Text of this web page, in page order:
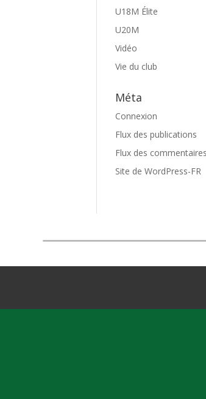
U18M Élite
U20M
Vidéo
Vie du club
Méta
Connexion
Flux des publications
Flux des commentaires
Site de WordPress-FR